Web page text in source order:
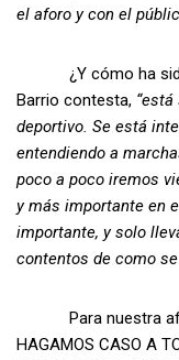
el aforo y con el
¿Y cómo ha
Barrio contesta,
deportivo. Se está
entendiendo a
poco a poco iremos
y más importante en
importante, y solo
contentos de como
Para nuestra
HAGAMOS CASO A